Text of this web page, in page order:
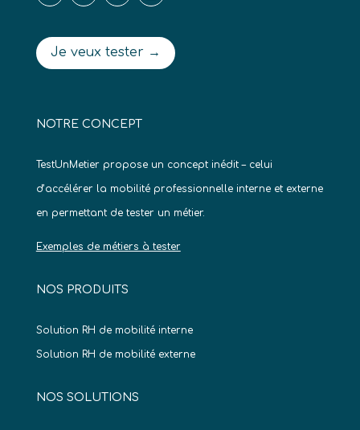
Je veux tester →
NOTRE CONCEPT
TestUnMetier propose un concept inédit – celui
d’accélérer la mobilité professionnelle interne et externe
en permettant de tester un métier.
Exemples de métiers à tester
NOS PRODUITS
Solution RH de mobilité interne
Solution RH de mobilité externe
NOS SOLUTIONS